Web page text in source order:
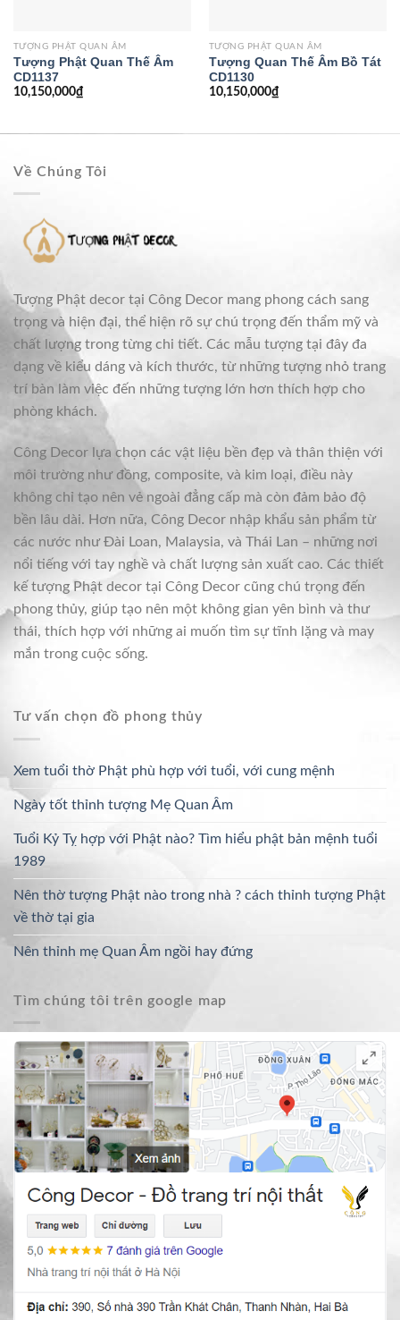
TƯỢNG PHẬT QUAN ÂM
Tượng Phật Quan Thế Âm
CD1137
10,150,000₫
TƯỢNG PHẬT QUAN ÂM
Tượng Quan Thế Âm Bồ Tát
CD1130
10,150,000₫
Về Chúng Tôi
Tượng Phật decor tại Công Decor mang phong cách sang
trọng và hiện đại, thể hiện rõ sự chú trọng đến thẩm mỹ và
chất lượng trong từng chi tiết. Các mẫu tượng tại đây đa
dạng về kiểu dáng và kích thước, từ những tượng nhỏ trang
trí bàn làm việc đến những tượng lớn hơn thích hợp cho
phòng khách.
Công Decor lựa chọn các vật liệu bền đẹp và thân thiện với
môi trường như đồng, composite, và kim loại, điều này
không chỉ tạo nên vẻ ngoài đẳng cấp mà còn đảm bảo độ
bền lâu dài. Hơn nữa, Công Decor nhập khẩu sản phẩm từ
các nước như Đài Loan, Malaysia, và Thái Lan – những nơi
nổi tiếng với tay nghề và chất lượng sản xuất cao. Các thiết
kế tượng Phật decor tại Công Decor cũng chú trọng đến
phong thủy, giúp tạo nên một không gian yên bình và thư
thái, thích hợp với những ai muốn tìm sự tĩnh lặng và may
mắn trong cuộc sống.
Tư vấn chọn đồ phong thủy
Xem tuổi thờ Phật phù hợp với tuổi, với cung mệnh
Ngày tốt thỉnh tượng Mẹ Quan Âm
Tuổi Kỷ Tỵ hợp với Phật nào? Tìm hiểu phật bản mệnh tuổi
1989
Nên thờ tượng Phật nào trong nhà ? cách thỉnh tượng Phật
về thờ tại gia
Nên thỉnh mẹ Quan Âm ngồi hay đứng
Tìm chúng tôi trên google map